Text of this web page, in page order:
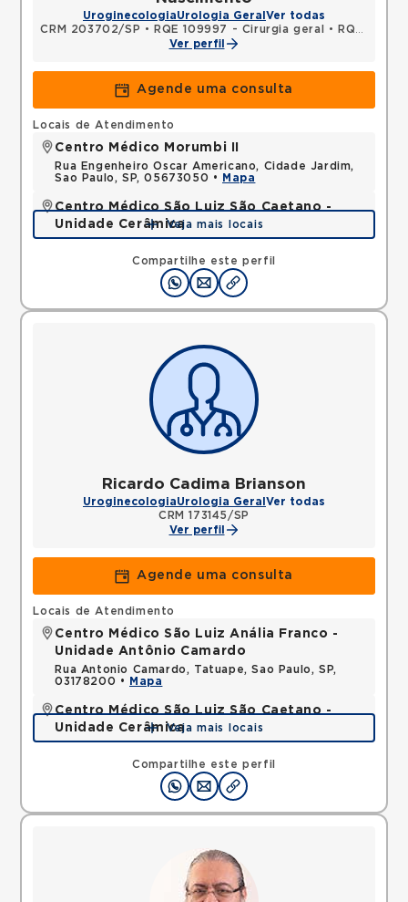
UroginecologiaUrologia Geral Ver todas
CRM 203702/SP • RQE 109997 - Cirurgia geral •
RQE 137670 - Urologia
Ver perfil
Agende uma consulta
Compartilhe este perfil
Locais de Atendimento
Centro Médico Morumbi II
Rua Engenheiro Oscar Americano, Cidade Jardim,
Sao Paulo, SP, 05673050 •
Mapa
Centro Médico São Luiz São Caetano -
Unidade Cerâmica
Alameda Caulim, Ceramica, Sao Caetano do Sul,
SP, 09531195 •
Veja mais locais
Ricardo Cadima Brianson
UroginecologiaUrologia Geral Ver todas
CRM 173145/SP
Ver perfil
Agende uma consulta
Compartilhe este perfil
Locais de Atendimento
Centro Médico São Luiz Anália Franco -
Unidade Antônio Camardo
Rua Antonio Camardo, Tatuape, Sao Paulo, SP,
03178200 •
Mapa
Centro Médico São Luiz São Caetano -
Unidade Cerâmica
Alameda Caulim, Ceramica, Sao Caetano do Sul,
SP, 09531195 •
Veja mais locais